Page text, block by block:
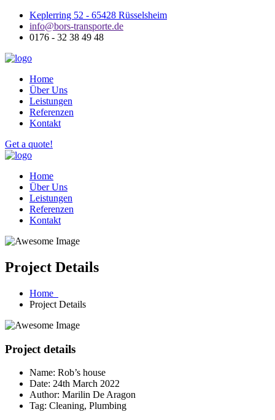
Keplerring 52 - 65428 Rüsselsheim
info@bors-transporte.de
0176 - 32 38 49 48
Home
Über Uns
Leistungen
Referenzen
Kontakt
Get a quote!
Home
Über Uns
Leistungen
Referenzen
Kontakt
Project Details
Home
Project Details
Project details
Name: Rob’s house
Date: 24th March 2022
Author: Marilin De Aragon
Tag: Cleaning, Plumbing